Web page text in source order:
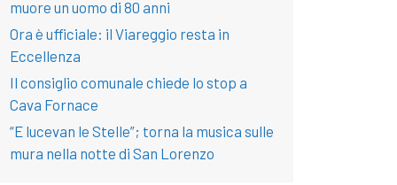
muore un uomo di 80 anni
Ora è ufficiale: il Viareggio resta in
Eccellenza
Il consiglio comunale chiede lo stop a
Cava Fornace
“E lucevan le Stelle”; torna la musica sulle
mura nella notte di San Lorenzo